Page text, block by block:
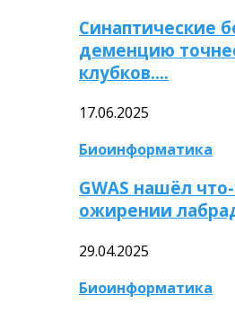
Синаптические
деменцию
клубков….
17.06.2025
Биоинформатика
GWAS нашёл
ожирении
29.04.2025
Биоинформатика